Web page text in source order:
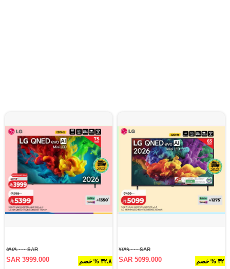
٣٢ % خصم
SAR ٧٤٩٩.٠٠٠
SAR 5099.000 ٣٢.٨ % خصم
SAR ٥٩٤٩.٠٠٠
SAR 3999.000